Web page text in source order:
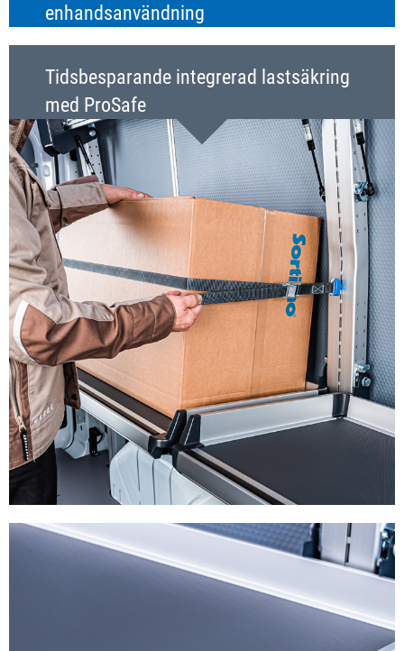
enhandsanvändning
Tidsbesparande integrerad lastsäkring
med ProSafe